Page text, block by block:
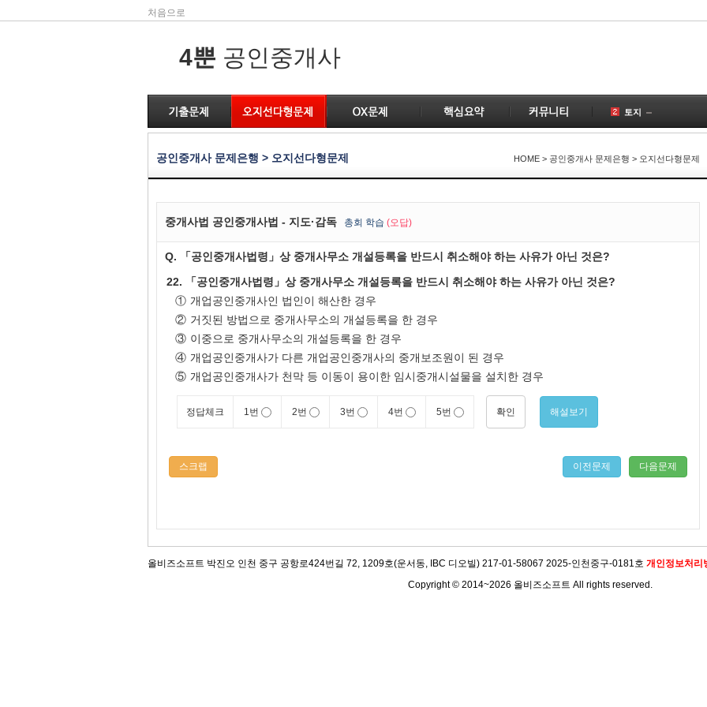
처음으로
4뿐 공인중개사
토지
공인중개사
공인중개사 문제은행 > 오지선다형문제 HOME > 공인중개사 문제은행 > 오지선다형문제
중개사법 공인중개사법 - 지도·감독 총회 학습 (오답)
Q. 「공인중개사법령」상 중개사무소 개설등록을 반드시 취소해야 하는 사유가 아닌 것은?
22. 「공인중개사법령」상 중개사무소 개설등록을 반드시 취소해야 하는 사유가 아닌 것은?
① 개업공인중개사인 법인이 해산한 경우
② 거짓된 방법으로 중개사무소의 개설등록을 한 경우
③ 이중으로 중개사무소의 개설등록을 한 경우
④ 개업공인중개사가 다른 개업공인중개사의 중개보조원이 된 경우
⑤ 개업공인중개사가 천막 등 이동이 용이한 임시중개시설물을 설치한 경우
정답체크 1번 2번 3번 4번 5번 확인 해설보기
스크랩 다음문제
이전문제
올비즈소프트 박진오 인천 중구 공항로424번길 72, 1209호(운서동, IBC 디오빌) 217-01-58067 2025-인천중구-0181호 개인정보처리
Copyright © 2014~2026 올비즈소프트 All rights reserved.